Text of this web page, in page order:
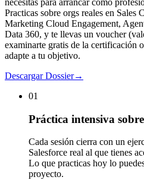
Practicas sobre orgs reales en Sales
Marketing Cloud Engagement,
Data 360, y te llevas un voucher
examinarte gratis de la certificación
adapte a tu objetivo.
Descargar Dossier→
01
Práctica intensiva
Cada sesión cierra con un
Salesforce real al que tienes
Lo que practicas hoy lo
proyecto.